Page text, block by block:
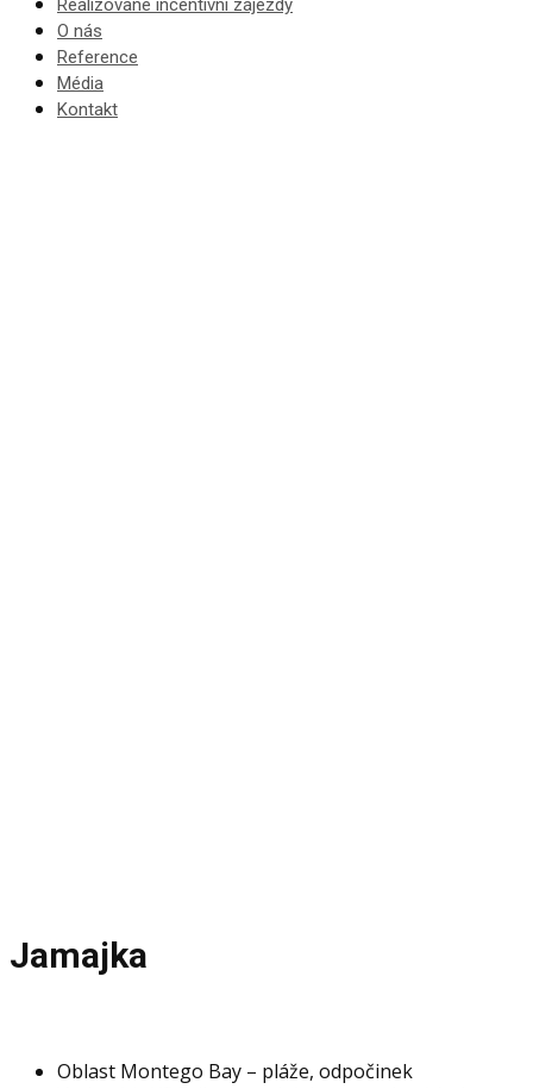
Realizované incentivní zájezdy
O nás
Reference
Média
Kontakt
Jamajka
Oblast Montego Bay – pláže, odpočinek